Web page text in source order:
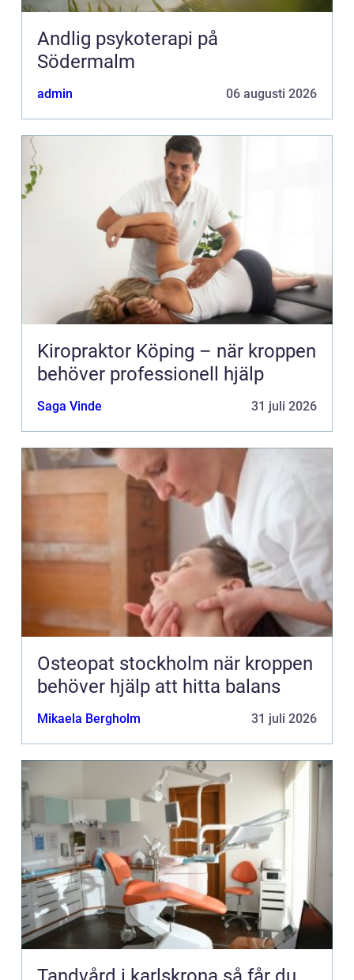
Andlig psykoterapi på
Södermalm
admin 06 augusti 2026
Kiropraktor Köping – när kroppen
behöver professionell hjälp
Saga Vinde 31 juli 2026
Osteopat stockholm när kroppen
behöver hjälp att hitta balans
Mikaela Bergholm 31 juli 2026